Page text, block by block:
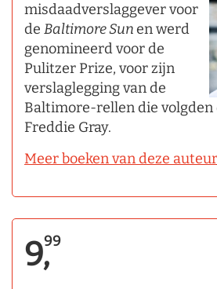
misdaadverslaggever voor
de Baltimore Sunen werd
genomineerd voor de
Pulitzer Prize, voor zijn
verslaglegging van de
Baltimore-rellen die volgden
Freddie Gray.
Meer boeken van deze auteur
9,99